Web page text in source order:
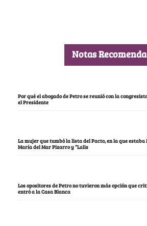
Notas
Por qué el abogado de Petro se reunió con la
el Presidente
La mujer que tumbó la lista del Pacto, en la que
María del Mar Pizarro y “Lalis
Los opositores de Petro no tuvieron más opción que
entró a la Casa Blanca